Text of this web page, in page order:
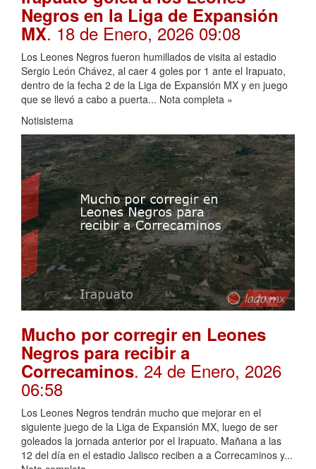
Negros en la Liga de Expansión
MX. 18 de Enero, 2026 09:08
Los Leones Negros fueron humillados de visita al estadio
Sergio León Chávez, al caer 4 goles por 1 ante el Irapuato,
dentro de la fecha 2 de la Liga de Expansión MX y en juego
que se llevó a cabo a puerta... Nota completa »
Notisistema
Mucho por corregir en Leones
Negros para recibir a
Correcaminos. 24 de Enero, 2026
06:58
Los Leones Negros tendrán mucho que mejorar en el
siguiente juego de la Liga de Expansión MX, luego de ser
goleados la jornada anterior por el Irapuato. Mañana a las
12 del día en el estadio Jalisco reciben a a Correcaminos y...